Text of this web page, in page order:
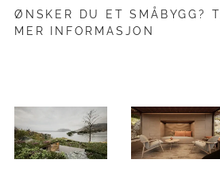
ØNSKER DU ET SMÅBYGG?
MER INFORMASJON